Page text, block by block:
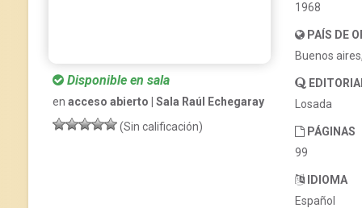
Disponible en sala
en acceso abierto | Sala Raúl Echegaray
(Sin calificación)
1968
PAÍS DE
Buenos
Losada
PÁGINAS
99
IDIOMA
Español